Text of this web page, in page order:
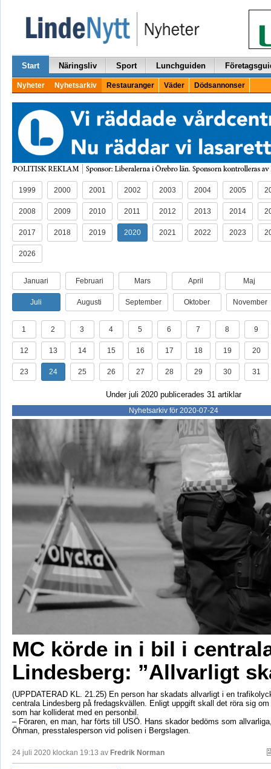
Start Näringsliv Sport Lunchguiden
Nyheter Nyhetsarkiv Restauranger Väder Dödsannonser
1999 2000 2001 2002 2003 2004 2005
2008 2009 2010 2011 2012 2013 2014
2017 2018 2019 2020 2021 2022 2023
2026
Januari Februari Mars April Maj
Juli Augusti September Oktober November
1 2 3 4 5 6 7 8 9
12 13 14 15 16 17 18 19 20
23 24 25 26 27 28 29 30 31
Under juli 2020 publicerades 31 artiklar
Nyhetsarkiv för 2020-07-24
MC körde in i bil i
Lindesberg: ”Allvarligt
(UPPDATERAD KL. 21.25) En person har skadats allvarligt i en
centrala Lindesberg på fredagskvällen. Enligt uppgift skall det röra sig
som har kolliderat med en personbil.
– Föraren, en man, har förts till USÖ. Hans skador bedöms som
Öhman, presstalesperson vid polisen i Bergslagen.
24 juli 2020 klockan 19:13 av Fredrik Norman